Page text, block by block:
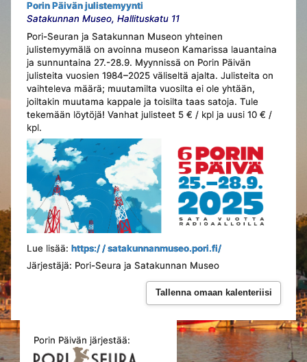
Porin Päivän julistemyynti
Satakunnan Museo, Hallituskatu 11
Pori-Seuran ja Satakunnan Museon yhteinen
julistemyymälä on avoinna museon Kamarissa lauantaina
ja sunnuntaina 27.-28.9. Myynnissä on Porin Päivän
julisteita vuosien 1984–2025 väliseltä ajalta. Julisteita on
vaihteleva määrä; muutamilta vuosilta ei ole yhtään,
joiltakin muutama kappale ja toisilta taas satoja. Tule
tekemään löytöjä! Vanhat julisteet 5 € / kpl ja uusi 10 € /
kpl.
Lue lisää: https:/ / satakunnanmuseo.pori.fi/
Järjestäjä: Pori-Seura ja Satakunnan Museo
Tallenna omaan kalenteriisi
Porin Päivän järjestää: